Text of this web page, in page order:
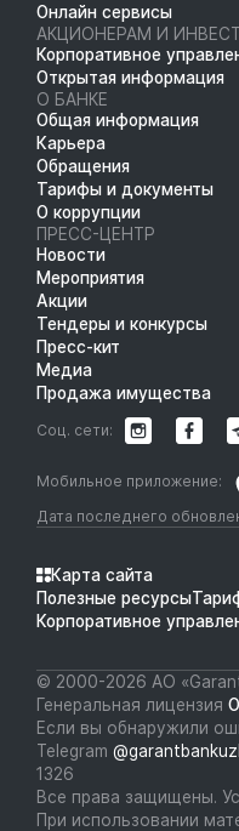
Онлайн сервисы
АКЦИОНЕРАМ И
Корпоративное
Открытая информация
О БАНКЕ
Общая информация
Карьера
Обращения
Тарифы и документы
О коррупции
ПРЕСС-ЦЕНТР
Новости
Мероприятия
Акции
Тендеры и конкурсы
Пресс-кит
Медиа
Продажа имущества
Дата последнего
Мобильное приложение:
Соц. сети:
Карта сайта
Полезные ресурсы
Корпоративное
© 2000-2026 АО
Генеральная лицензия
Если вы обнаружили
Telegram
1326
Все права защищены.
При использовании